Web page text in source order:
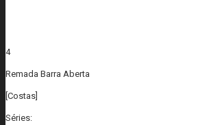
4
Remada Barra Aberta
[Costas]
Séries: